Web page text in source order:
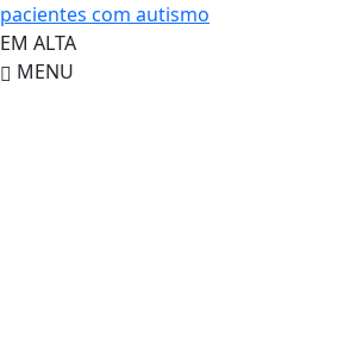
pacientes com autismo
EM ALTA
MENU